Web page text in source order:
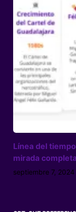
Línea del
mirada
septiembre 7, 2024